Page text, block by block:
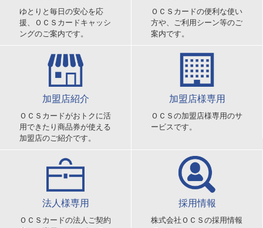
ゆとりと毎日の安心を応
援、ＯＣＳカードキャッシ
ングのご案内です。
ＯＣＳカードの便利な使い
方や、ご利用シーン等のご
案内です。
加盟店紹介
ＯＣＳカードがおトクに活
用できたり商品券が使える
加盟店のご紹介です。
加盟店様専用
ＯＣＳの加盟店様専用のサ
ービスです。
法人様専用
ＯＣＳカードの法人ご契約
採用情報
株式会社ＯＣＳの採用情報